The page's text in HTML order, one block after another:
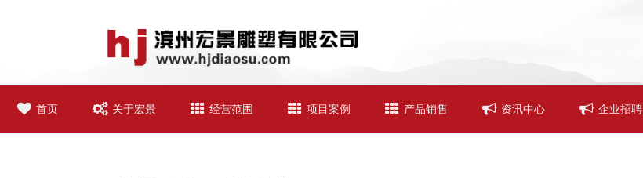
首页 关于宏景 经营范围 项目案例 产品销售 资讯中心 企业招聘